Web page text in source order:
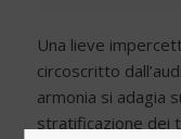
Una lieve
circoscritto
armonia si adagia
stratificazione dei